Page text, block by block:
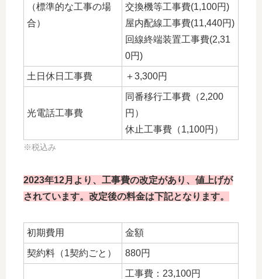
（標準的な工事の場
合）
交換機等工事費(1,100円)
屋内配線工事費(11,440円)
回線終端装置工事費(2,31
0円)
土日休日工事費 ＋3,300円
光電話工事費
同番移行工事費（2,200
円）
休止工事費（1,100円）
※税込み
2023年12月より、工事費の改定があり、値上げが
されています。改定後の料金は下記となります。
初期費用 金額
契約料（1契約ごと） 880円
工事費：23,100円